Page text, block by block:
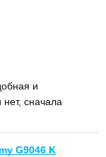
и
сначала
G9046 K